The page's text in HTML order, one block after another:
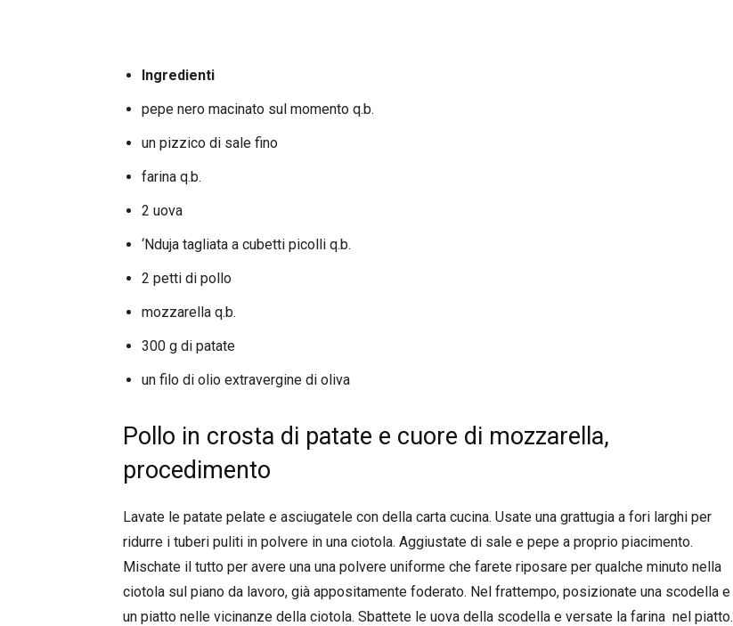
Ingredienti
pepe nero macinato sul momento q.b.
un pizzico di sale fino
farina q.b.
2 uova
‘Nduja tagliata a cubetti picolli q.b.
2 petti di pollo
mozzarella q.b.
300 g di patate
un filo di olio extravergine di oliva
Pollo in crosta di patate e cuore di mozzarella,
procedimento
Lavate le patate pelate e asciugatele con della carta cucina. Usate una grattugia a fori larghi per
ridurre i tuberi puliti in polvere in una ciotola. Aggiustate di sale e pepe a proprio piacimento.
Mischate il tutto per avere una una polvere uniforme che farete riposare per qualche minuto nella
ciotola sul piano da lavoro, già appositamente foderato. Nel frattempo, posizionate una scodella e
un piatto nelle vicinanze della ciotola. Sbattete le uova della scodella e versate la farina nel piatto.